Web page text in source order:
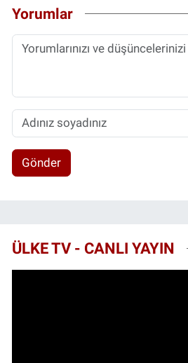
Yorumlar
Gönder
ÜLKE TV - CANLI YAYIN